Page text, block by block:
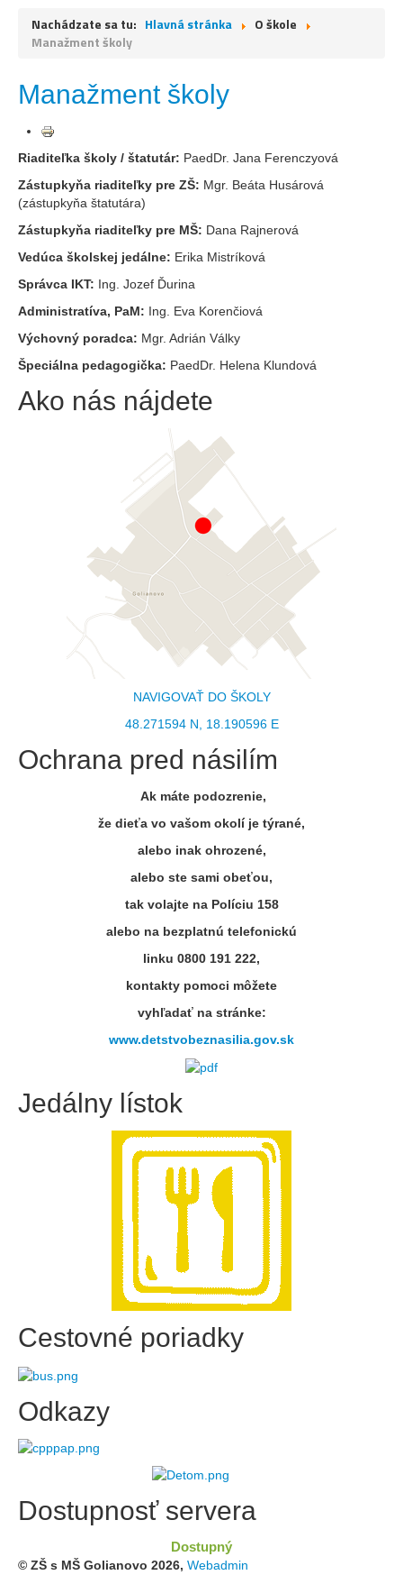
Nachádzate sa tu: Hlavná stránka
O škole
Manažment školy
Manažment školy
Riaditeľka školy / štatutár: PaedDr. Jana Ferenczyová
Zástupkyňa riaditeľky pre ZŠ: Mgr. Beáta Husárová
(zástupkyňa štatutára)
Zástupkyňa riaditeľky pre MŠ: Dana Rajnerová
Vedúca školskej jedálne: Erika Mistríková
Správca IKT: Ing. Jozef Ďurina
Administratíva, PaM: Ing. Eva Korenčiová
Výchovný poradca: Mgr. Adrián Války
Špeciálna pedagogička: PaedDr. Helena Klundová
Ako nás nájdete
NAVIGOVAŤ DO ŠKOLY
48.271594 N, 18.190596 E
Ochrana pred násilím
Ak máte podozrenie,
že dieťa vo vašom okolí je týrané,
alebo inak ohrozené,
alebo ste sami obeťou,
tak volajte na Políciu 158
alebo na bezplatnú telefonickú
linku 0800 191 222,
kontakty pomoci môžete
vyhľadať na stránke:
www.detstvobeznasilia.gov.sk
Jedálny lístok
Cestovné poriadky
Odkazy
Dostupnosť servera
Dostupný
© ZŠ s MŠ Golianovo 2026, Webadmin